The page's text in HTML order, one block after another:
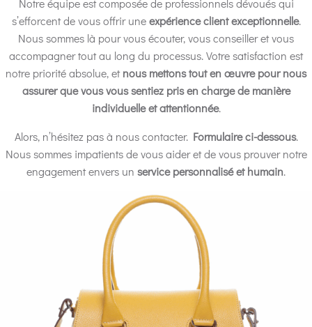
Notre équipe est composée de professionnels dévoués qui
s’efforcent de vous offrir uneexpérience client exceptionnelle.
Nous sommes là pour vous écouter, vous conseiller et vous
accompagner tout au long du processus. Votre satisfaction est
notre priorité absolue, etnous mettons tout en œuvre pour nous
assurer que vous vous sentiez pris en charge de manière
individuelle et attentionnée.
Alors, n’hésitez pas à nous contacter.Formulaire ci-dessous.
Nous sommes impatients de vous aider et de vous prouver notre
engagement envers un service personnalisé et humain.